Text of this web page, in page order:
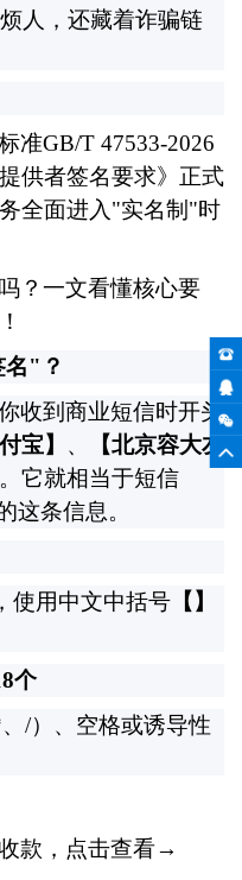
人，还藏着诈骗链
准GB/T 47533-2026
供者签名要求》正式
全面进入 "实名制 "时
？一文看懂核心要
" ？
收到商业短信时开头
宝】 、
【北京容大友
它就相当于短信
这条信息。
使用中文中括号 【】
个
、/）、空格或诱导性
款，点击查看→